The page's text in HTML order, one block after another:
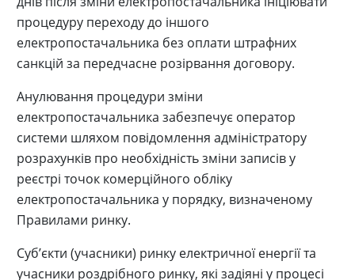
процедуру переходу до іншого
електропостачальника без оплати штрафних
санкцій за передчасне розірвання договору.
Анулювання процедури зміни
електропостачальника забезпечує оператор
системи шляхом повідомлення адміністратору
розрахунків про необхідність зміни записів у
реєстрі точок комерційного обліку
електропостачальника у порядку, визначеному
Правилами ринку.
Суб’єкти (учасники) ринку електричної енергії та
учасники роздрібного ринку, які задіяні у процесі